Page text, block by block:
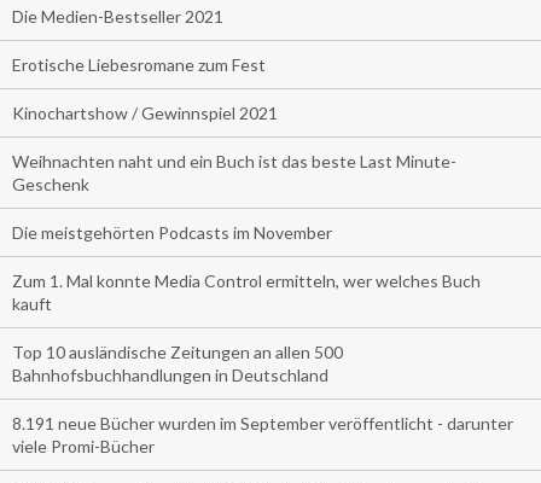
Die Medien-Bestseller 2021
Erotische Liebesromane zum Fest
Kinochartshow / Gewinnspiel 2021
Weihnachten naht und ein Buch ist das beste Last Minute-
Geschenk
Die meistgehörten Podcasts im November
Zum 1. Mal konnte Media Control ermitteln, wer welches Buch
kauft
Top 10 ausländische Zeitungen an allen 500
Bahnhofsbuchhandlungen in Deutschland
8.191 neue Bücher wurden im September veröffentlicht - darunter
viele Promi-Bücher